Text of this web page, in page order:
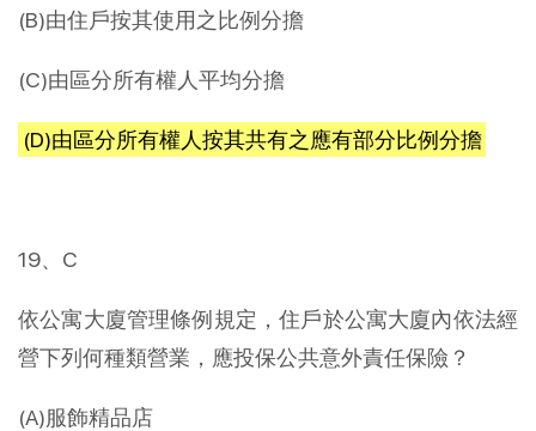
(B)由住戶按其使用之比例分擔
(C)由區分所有權人平均分擔
(D)由區分所有權人按其共有之應有部分比例分擔
19、C
依公寓大廈管理條例規定，住戶於公寓大廈內依法經
營下列何種類營業，應投保公共意外責任保險？
(A)服飾精品店